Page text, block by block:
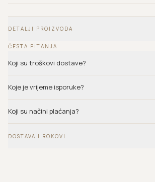
DETALJI PROIZVODA
ČESTA PITANJA
Koji su troškovi dostave?
Koje je vrijeme isporuke?
Koji su načini plaćanja?
DOSTAVA I ROKOVI